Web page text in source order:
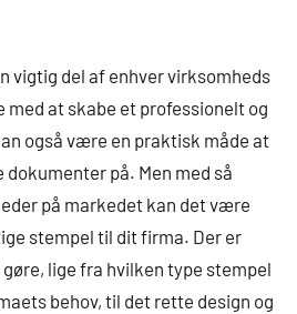
vigtig del af enhver virksomheds
at skabe et professionelt og
også være en praktisk måde at
på. Men med så
på markedet kan det være
stempel til dit firma. Der er
lige fra hvilken type stempel
behov, til det rette design og